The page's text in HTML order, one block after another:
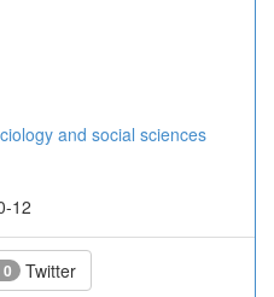
and social sciences
12
Twitter